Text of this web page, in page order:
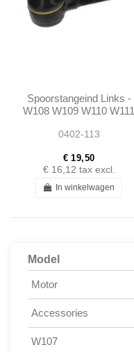
Spoorstangeind Links -
W108 W109 W110 W111
W123 W115 R107
0402-113
€ 19,50
€ 16,12 tax excl.
In winkelwagen
Model
Motor
Accessories
W107